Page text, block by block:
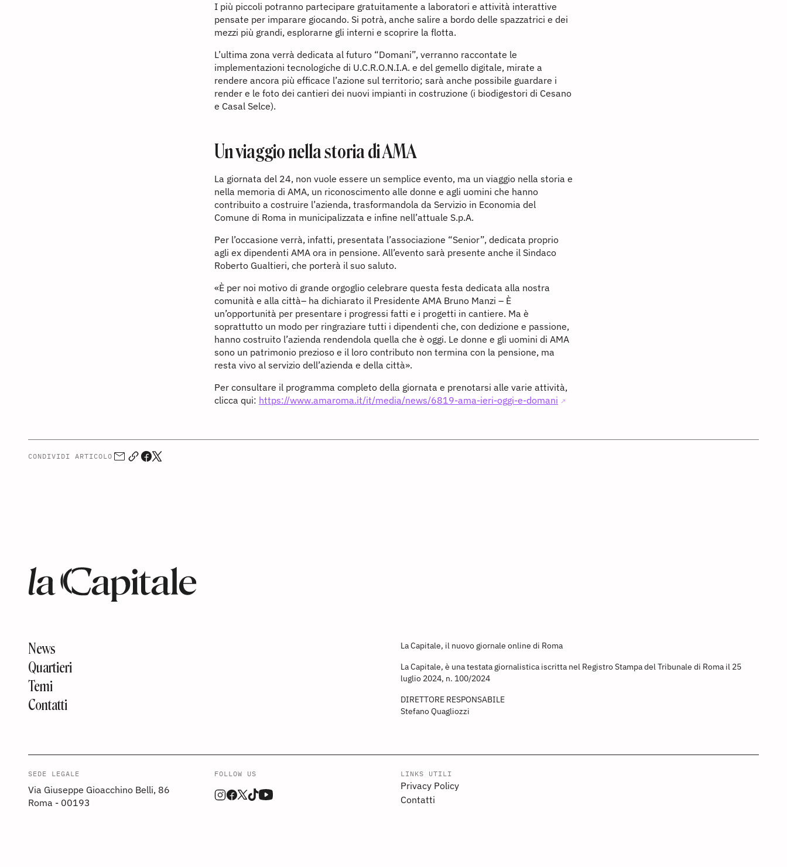
I più piccoli potranno partecipare gratuitamente a laboratori e attività interattive
pensate per imparare giocando. Si potrà, anche salire a bordo delle spazzatrici e dei
mezzi più grandi, esplorarne gli interni e scoprire la flotta.
L’ultima zona verrà dedicata al futuro “Domani”, verranno raccontate le
implementazioni tecnologiche di U.C.R.O.N.I.A. e del gemello digitale, mirate a
rendere ancora più efficace l’azione sul territorio; sarà anche possibile guardare i
render e le foto dei cantieri dei nuovi impianti in costruzione (i biodigestori di Cesano
e Casal Selce).
Un viaggio nella storia di AMA
La giornata del 24, non vuole essere un semplice evento, ma un viaggio nella storia e
nella memoria di AMA, un riconoscimento alle donne e agli uomini che hanno
contribuito a costruire l’azienda, trasformandola da Servizio in Economia del
Comune di Roma in municipalizzata e infine nell’attuale S.p.A.
Per l’occasione verrà, infatti, presentata l’associazione “Senior”, dedicata proprio
agli ex dipendenti AMA ora in pensione. All’evento sarà presente anche il Sindaco
Roberto Gualtieri, che porterà il suo saluto.
«È per noi motivo di grande orgoglio celebrare questa festa dedicata alla nostra
comunità e alla città– ha dichiarato il Presidente AMA Bruno Manzi – È
un’opportunità per presentare i progressi fatti e i progetti in cantiere. Ma è
soprattutto un modo per ringraziare tutti i dipendenti che, con dedizione e passione,
hanno costruito l’azienda rendendola quella che è oggi. Le donne e gli uomini di AMA
sono un patrimonio prezioso e il loro contributo non termina con la pensione, ma
resta vivo al servizio dell’azienda e della città».
Per consultare il programma completo della giornata e prenotarsi alle varie attività,
clicca qui: https://www.amaroma.it/it/media/news/6819-ama-ieri-oggi-e-domani
CONDIVIDI ARTICOLO
News
Quartieri
Temi
Contatti
La Capitale, il nuovo giornale online di Roma
La Capitale, è una testata giornalistica iscritta nel Registro Stampa del Tribunale di Roma il 25
luglio 2024, n. 100/2024
DIRETTORE RESPONSABILE
Stefano Quagliozzi
SEDE LEGALE
Via Giuseppe Gioacchino Belli, 86
Roma - 00193
FOLLOW US LINKS UTILI
Privacy Policy
Contatti